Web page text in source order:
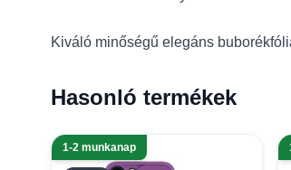
Kiváló minőségű elegáns
Hasonló termékek
1-2 munkanap